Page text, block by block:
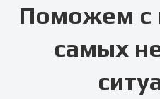
Поможем с
самых